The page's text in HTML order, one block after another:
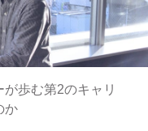
歩む第2のキャリ
か